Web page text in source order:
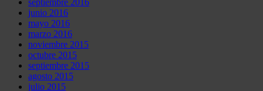
septiembre 2016
junio 2016
mayo 2016
marzo 2016
noviembre 2015
octubre 2015
septiembre 2015
agosto 2015
julio 2015